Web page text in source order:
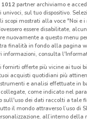
1012partner archiviamo e
sul tuo dispositivo.
scopi mostrati alla voce "Noi e
essere disabilitate,
nuovamente a questo menu
finalità in fondo alla pagina
informazioni, consulta
fornirti offerte più vicine ai tuoi
acquisti quotidiani più
e analisi effettuate in
come indicato nel
sull'uso dei dati raccolti a tale
il mondo attraverso l’uso di
all’interno della